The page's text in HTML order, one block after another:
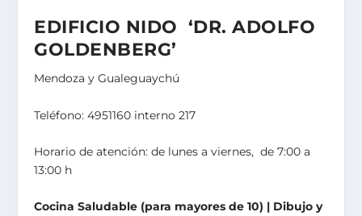
EDIFICIO NIDO ‘DR. ADOLFO
GOLDENBERG’
Mendoza y Gualeguaychú
Teléfono: 4951160 interno 217
Horario de atención: de lunes a viernes, de 7:00 a
13:00 h
Cocina Saludable (para mayores de 10) | Dibujo y